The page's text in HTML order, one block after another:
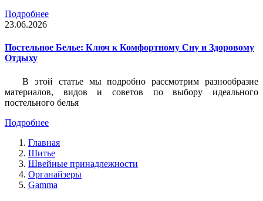
Подробнее
23.06.2026
Постельное Белье: Ключ к Комфортному Сну и Здоровому
Отдыху
В этой статье мы подробно рассмотрим разнообразие
материалов, видов и советов по выбору идеального
постельного белья
Подробнее
Главная
Шитье
Швейные принадлежности
Органайзеры
Gamma